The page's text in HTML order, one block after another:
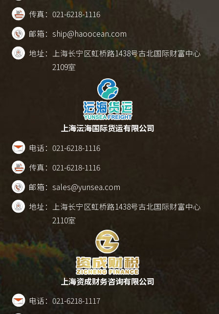
传真： 021-6218-1116
邮箱： ship@haoocean.com
地址：
上海长宁区虹桥路1438号古北国际财富中心
2109室
上海沄海国际货运有限公司
电话： 021-6218-1116
传真： 021-6218-1116
邮箱： sales@yunsea.com
地址：
上海长宁区虹桥路1438号古北国际财富中心
2110室
上海资成财务咨询有限公司
电话： 021-6218-1117